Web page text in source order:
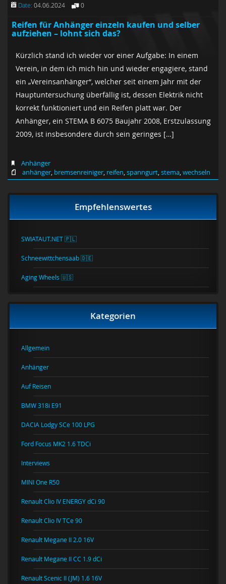
Date: 04.06.2024 0
Reifen für Anhänger einzeln kaufen und selber
aufziehen – lohnt sich das?
Kürzlich stand ich wieder vor einer Aufgabe: In einem
Verein, in dem ich mich hin und wieder engagiere, stand
ein „Vereinsanhänger“, welcher seit einem Jahr mit der
Hauptuntersuchung überfällig ist, dessen Elektrik nicht
korrekt funktioniert und ein Reifen platt war. Der
Anhänger, ein STEMA B 6075 Baujahr 2008, Erstzulassung
2009, ist insbesondere durch sein geringes […]
Anhänger
anhänger, bremsenreiniger, reifen,spanngurt,stema,wechseln
Empfehlenswertes
SWIATAUT.NET 🇵🇱
Schneewittchensaab 🇩🇪
Aging Wheels 🇺🇸
Kategorien
Allgemein
Anhänger
Auf Reisen
BMW 318i E91
DACIA Lodgy SCe 100 LPG
Ford Focus MK2 1.6 TDCi
Interviews
MINI One R50
Renault Clio IV ENERGY dCi 90
Renault Clio IV TCe 90
Renault Megane II 2.0 16V
Renault Megane II CC 1.9 dCi
Renault Scenic II (JM) 1.6 16V